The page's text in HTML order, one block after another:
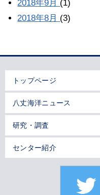
2018年9月 (1)
2018年8月 (3)
トップページ
八丈海洋ニュース
研究・調査
センター紹介